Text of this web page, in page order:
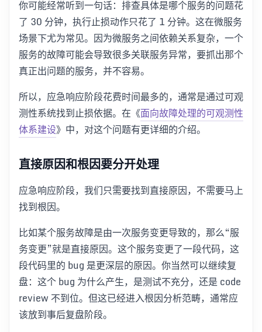
你可能经常听到一句话：排查具体是哪个服务的问题花
了 30 分钟，执行止损动作只花了 1 分钟。这在微服务
场景下尤为常见。因为微服务之间依赖关系复杂，一个
服务的故障可能会导致很多关联服务异常，要抓出那个
真正出问题的服务，并不容易。
所以，应急响应阶段花费时间最多的，通常是通过可观
测性系统找到止损依据。在《面向故障处理的可观测性
体系建设》中，对这个问题有更详细的介绍。
直接原因和根因要分开处理
应急响应阶段，我们只需要找到直接原因，不需要马上
找到根因。
比如某个服务故障是由一次服务变更导致的，那么“服
务变更”就是直接原因。这个服务变更了一段代码，这
段代码里的 bug 是更深层的原因。你当然可以继续复
盘：这个 bug 为什么产生，是测试不充分，还是 code
review 不到位。但这已经进入根因分析范畴，通常应
该放到事后复盘阶段。